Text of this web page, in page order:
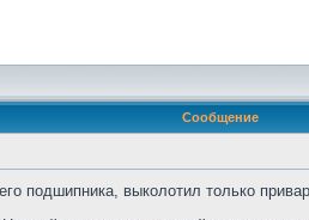
Сообщение
подшипника, выколотил только